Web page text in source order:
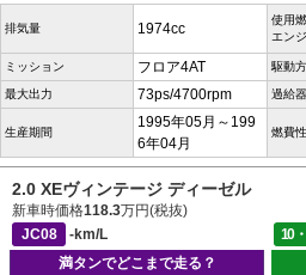
排気量 1974cc
使用
エン
ミッション フロア4AT 駆動
最大出力 73ps/4700rpm 過給
生産期間
1995年05月～199
6年04月
燃費
2.0 XEヴィンテージ ディーゼル
新車時価格118.3万円(税抜)
JC08
-km/L 10
満タンでどこまで走る？